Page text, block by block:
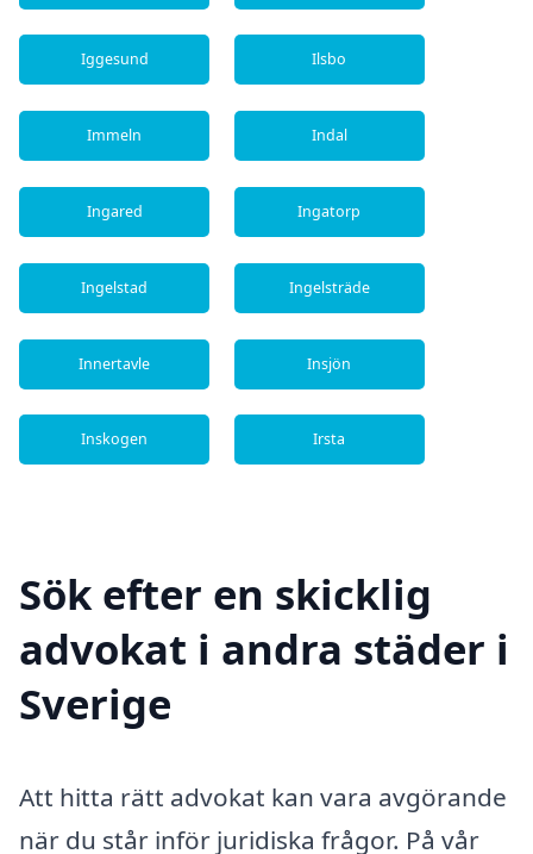
Iggesund Ilsbo
Immeln Indal
Ingared Ingatorp
Ingelstad Ingelsträde
Innertavle Insjön
Inskogen Irsta
Sök efter en skicklig
advokat i andra städer i
Sverige
Att hitta rätt advokat kan vara avgörande
när du står inför juridiska frågor. På vår